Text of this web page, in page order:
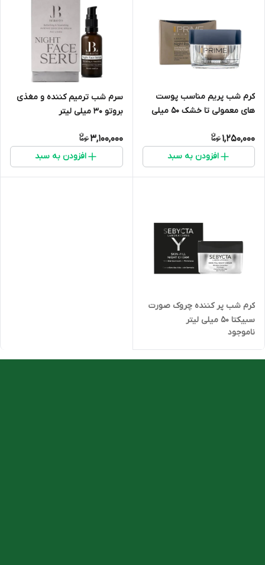
کرم شب پریم مناسب پوست
های معمولی تا خشک ۵۰ میلی
1,250,000
افزودن به سبد
سرم شب ترمیم‌ کننده و مغذی
بروتو 30 میلی لیتر
3,100,000
افزودن به سبد
کرم شب پر کننده چروک صورت
سبیکتا 50 میلی لیتر
ناموجود